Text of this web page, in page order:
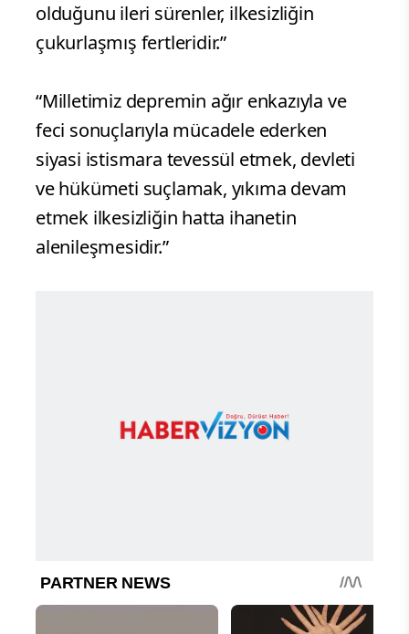
olduğunu ileri sürenler, ilkesizliğin
çukurlaşmış fertleridir.”
“Milletimiz depremin ağır enkazıyla ve
feci sonuçlarıyla mücadele ederken
siyasi istismara tevessül etmek, devleti
ve hükümeti suçlamak, yıkıma devam
etmek ilkesizliğin hatta ihanetin
alenileşmesidir.”